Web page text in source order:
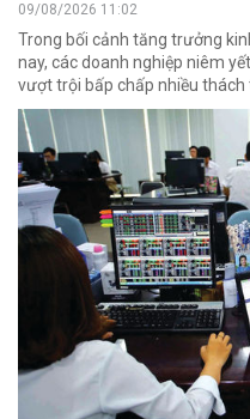
09/08/2026 11:02
Trong bối cảnh tăng trưởng
nay, các doanh nghiệp niêm
vượt trội bấp chấp nhiều thách